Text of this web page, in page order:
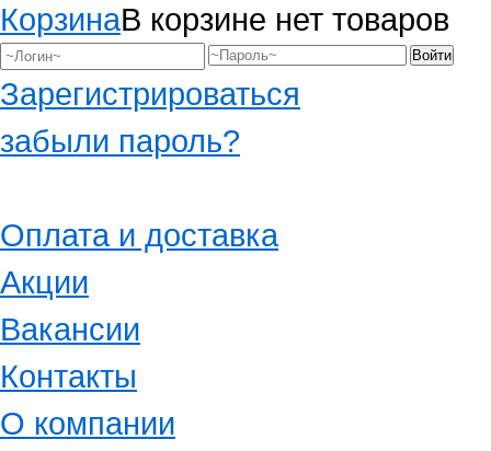
КорзинаВ корзине нет товаров
Зарегистрироваться
забыли пароль?
Оплата и доставка
Акции
Вакансии
Контакты
О компании